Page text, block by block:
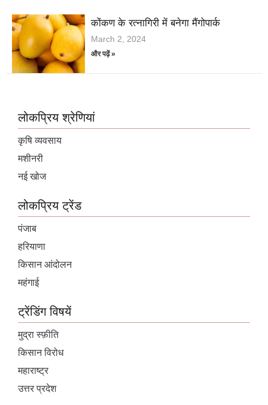
कोंकण के रत्नागिरी में बनेगा मैंगोपार्क
March 2, 2024
और पढ़ें »
लोकप्रिय श्रेणियां
कृषि व्यवसाय
मशीनरी
नई खोज
लोकप्रिय ट्रेंड
पंजाब
हरियाणा
किसान आंदोलन
महंगाई
ट्रेंडिंग विषयें
मुद्रा स्फ़ीति
किसान विरोध
महाराष्ट्र
उत्तर प्रदेश